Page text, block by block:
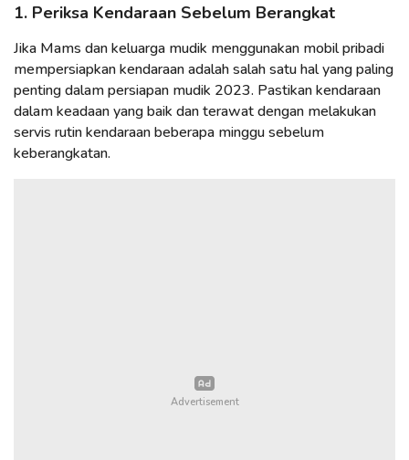
1. Periksa Kendaraan Sebelum Berangkat
Jika Mams dan keluarga mudik menggunakan mobil pribadi
mempersiapkan kendaraan adalah salah satu hal yang paling
penting dalam persiapan mudik 2023. Pastikan kendaraan
dalam keadaan yang baik dan terawat dengan melakukan
servis rutin kendaraan beberapa minggu sebelum
keberangkatan.